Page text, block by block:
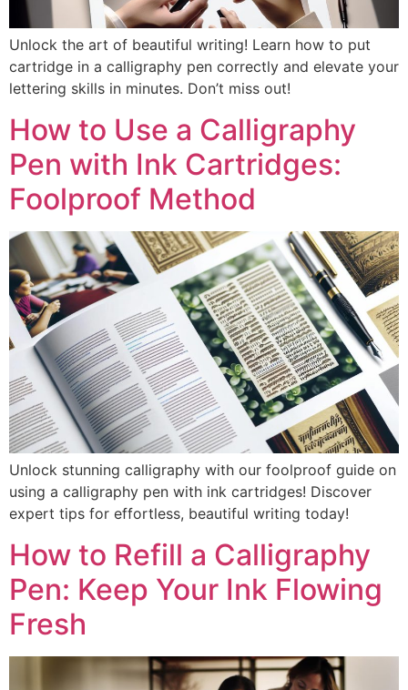
Unlock the art of beautiful writing! Learn how to put
cartridge in a calligraphy pen correctly and elevate your
lettering skills in minutes. Don’t miss out!
How to Use a Calligraphy
Pen with Ink Cartridges:
Foolproof Method
Unlock stunning calligraphy with our foolproof guide on
using a calligraphy pen with ink cartridges! Discover
expert tips for effortless, beautiful writing today!
How to Refill a Calligraphy
Pen: Keep Your Ink Flowing
Fresh